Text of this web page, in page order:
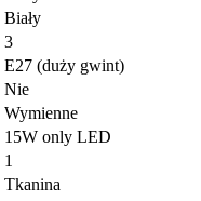
Biały
3
E27 (duży gwint)
Nie
Wymienne
15W only LED
1
Tkanina